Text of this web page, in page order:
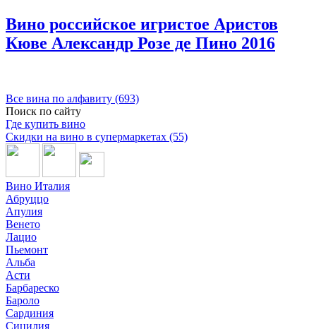
Вино российское игристое Аристов
Кюве Александр Розе де Пино 2016
Все вина по алфавиту (693)
Поиск по сайту
Где купить вино
Скидки на вино в супермаркетах (55)
Вино Италия
Абруццо
Апулия
Венето
Лацио
Пьемонт
Альба
Асти
Барбареско
Бароло
Сардиния
Сицилия